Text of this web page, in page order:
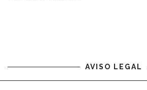
AVISO LEGAL